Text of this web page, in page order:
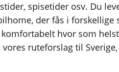
spisetider osv. Du
der fås i forskellige
hvor som
ruteforslag til